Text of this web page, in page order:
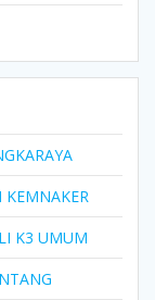
K3 UMUM